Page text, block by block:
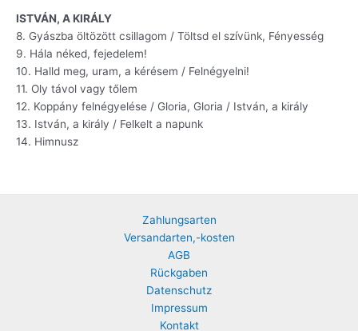
ISTVÁN, A KIRÁLY
8. Gyászba öltözött csillagom / Töltsd el szívünk, Fényesség
9. Hála néked, fejedelem!
10. Halld meg, uram, a kérésem / Felnégyelni!
11. Oly távol vagy tőlem
12. Koppány felnégyelése / Gloria, Gloria / István, a király
13. István, a király / Felkelt a napunk
14. Himnusz
Zahlungsarten
Versandarten,-kosten
AGB
Rückgaben
Datenschutz
Impressum
Kontakt